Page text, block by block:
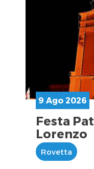
9 Ago 2026
Festa
Lorenzo
Rovetta